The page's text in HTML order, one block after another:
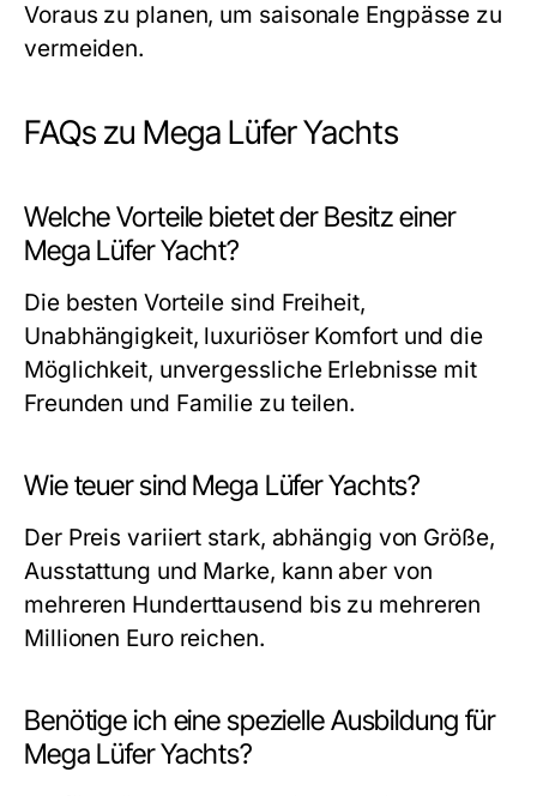
Voraus zu planen, um saisonale Engpässe zu
vermeiden.
FAQs zu Mega Lüfer Yachts
Welche Vorteile bietet der Besitz einer
Mega Lüfer Yacht?
Die besten Vorteile sind Freiheit,
Unabhängigkeit, luxuriöser Komfort und die
Möglichkeit, unvergessliche Erlebnisse mit
Freunden und Familie zu teilen.
Wie teuer sind Mega Lüfer Yachts?
Der Preis variiert stark, abhängig von Größe,
Ausstattung und Marke, kann aber von
mehreren Hunderttausend bis zu mehreren
Millionen Euro reichen.
Benötige ich eine spezielle Ausbildung für
Mega Lüfer Yachts?